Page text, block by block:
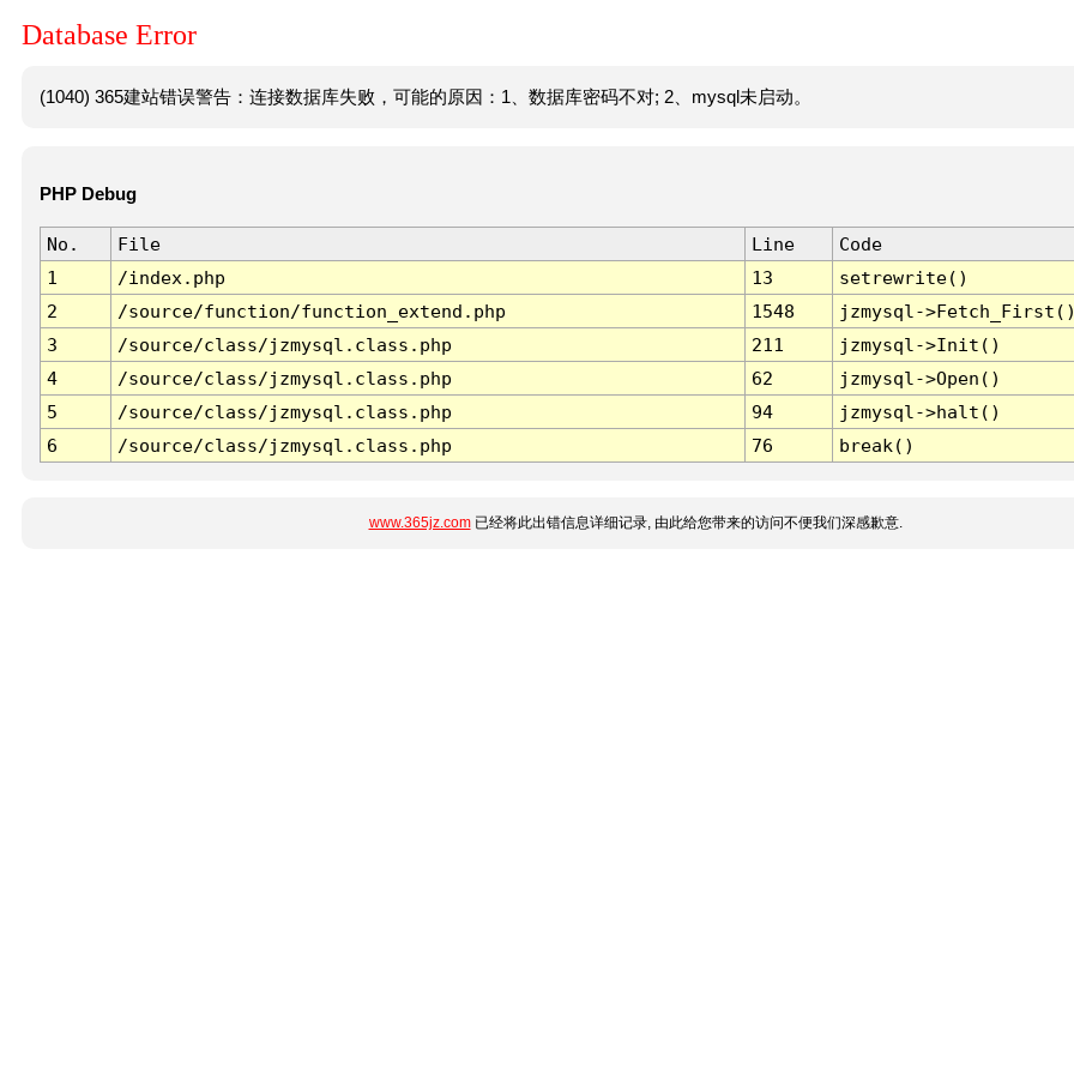
Database Error
(1040) 365建站错误警告：连接数据库失败，可能的原因：1、数据库密码不对; 2、mysql未启动。
PHP Debug
No. File Line
Code
1
/index.php 13
setrewrite()
2
/source/function/function_extend.php 1548
jzmysql-
3
/source/class/jzmysql.class.php 211
jzmysql->Init()
4
/source/class/jzmysql.class.php 62
jzmysql->Open()
5
/source/class/jzmysql.class.php 94
jzmysql->halt()
6
/source/class/jzmysql.class.php 76 break()
www.365jz.com已经将此出错信息详细记录, 由此给您带来的访问不便我们深感歉意.